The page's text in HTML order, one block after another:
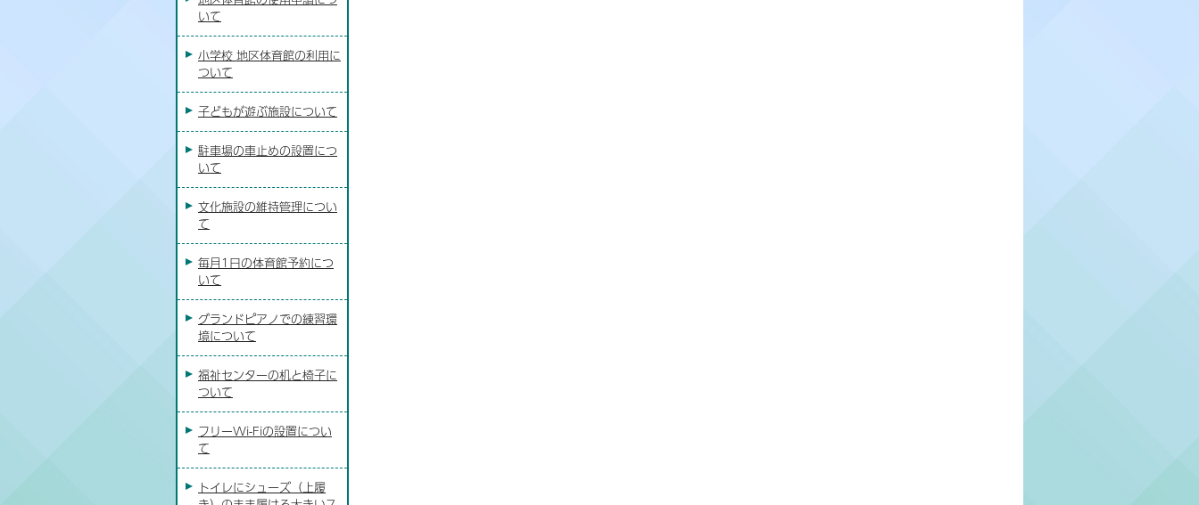
いて
小学校 地区体育館の利用に
ついて
子どもが遊ぶ施設について
駐車場の車止めの設置につ
いて
文化施設の維持管理につい
て
毎月1日の体育館予約につ
いて
グランドピアノでの練習環
境について
福祉センターの机と椅子に
ついて
フリーWi-Fiの設置につい
て
トイレにシューズ（上履